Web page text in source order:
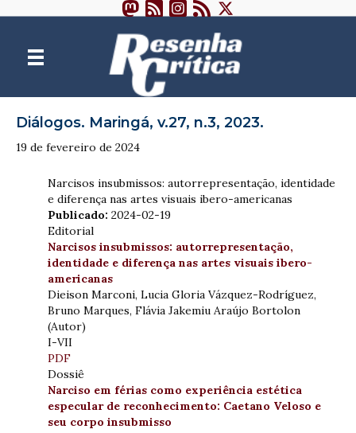
Diálogos. Maringá, v.27, n.3, 2023.
19 de fevereiro de 2024
Narcisos insubmissos: autorrepresentação, identidade
e diferença nas artes visuais ibero-americanas
Publicado: 2024-02-19
Editorial
Narcisos insubmissos: autorrepresentação,
identidade e diferença nas artes visuais ibero-
americanas
Dieison Marconi, Lucia Gloria Vázquez-Rodríguez,
Bruno Marques, Flávia Jakemiu Araújo Bortolon
(Autor)
I-VII
PDF
Dossiê
Narciso em férias como experiência estética
especular de reconhecimento: Caetano Veloso e
seu corpo insubmisso